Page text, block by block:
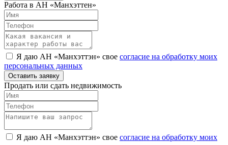
Работа в АН «Манхэттен»
Я даю АН «Манхэттэн» свое согласие на обработку моих
персональных данных
Оставить заявку
Продать или сдать недвижимость
Я даю АН «Манхэттэн» свое согласие на обработку моих